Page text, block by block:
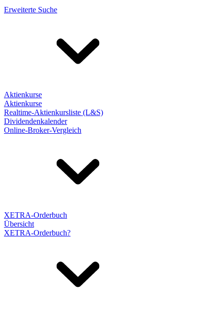
Erweiterte Suche
Aktienkurse
Aktienkurse
Realtime-Aktienkursliste (L&S)
Dividendenkalender
Online-Broker-Vergleich
XETRA-Orderbuch
Übersicht
XETRA-Orderbuch?